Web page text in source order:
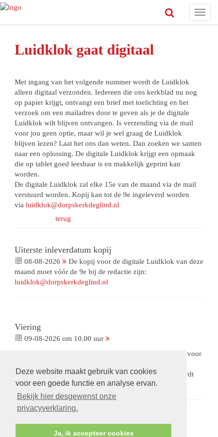
Deze website maakt gebruik van cookies
voor een goede functie en analyse ervan.
Bekijk hier desgewenst onze
privacyverklaring.
Ja, ik accepteer cookies
Luidklok gaat digitaal
Met ingang van het volgende nummer wordt de Luidklok
alleen digitaal verzonden. Iedereen die ons kerkblad nu nog
op papier krijgt, ontvangt een brief met toelichting en het
verzoek om een mailadres door te geven als je de digitale
Luidklok wilt blijven ontvangen. Is verzending via de mail
voor jou geen optie, maar wil je wel graag de Luidklok
blijven lezen? Laat het ons dan weten. Dan zoeken we samen
naar een oplossing. De digitale Luidklok krijgt een opmaak
die op tablet goed leesbaar is en makkelijk geprint kan
worden.
De digitale Luidklok zal elke 15e van de maand via de mail
verstuurd worden. Kopij kan tot de 9e ingeleverd worden
via luidklok@dorpskerkdeglind.nl
terug
Uiterste inleverdatum kopij
08-08-2026
De kopij voor de digitale Luidklok van deze
maand moet vóór de 9e bij de redactie zijn:
luidklok@dorpskerkdeglind.nl
Viering
09-08-2026 om 10.00 uur
Viering met gemeenteleden als voorganger. Met collecte voor
beschikbaar via een besloten omgeving.Op verzoek
wordt
een link gestuurd.